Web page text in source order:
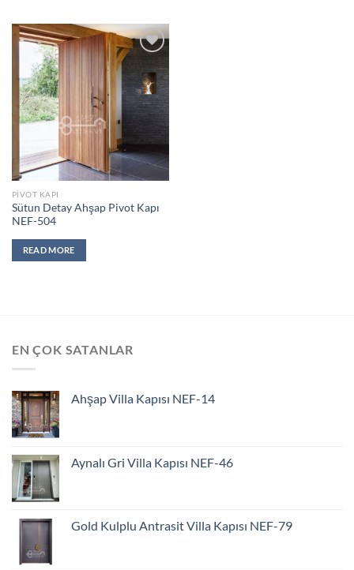
Add to
wishlist
PIVOT KAPI
Sütun Detay Ahşap Pivot Kapı
NEF-504
READ MORE
EN ÇOK SATANLAR
Ahşap Villa Kapısı NEF-14
Aynalı Gri Villa Kapısı NEF-46
Gold Kulplu Antrasit Villa Kapısı NEF-79